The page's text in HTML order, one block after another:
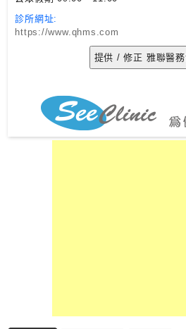
私
醫
診所網址:
https://www.qhms.com